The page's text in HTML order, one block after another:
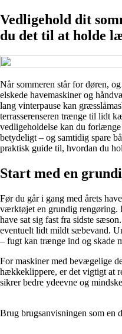
Vedligehold dit
du det til at holde
Når sommeren står for døren,
elskede havemaskiner og
lang vinterpause kan
terrasserenseren trænge til lidt
vedligeholdelse kan du
betydeligt – og samtidig spare
praktisk guide til, hvordan du
Start med en
Før du går i gang med årets
værktøjet en grundig rengøring.
have sat sig fast fra sidste
eventuelt lidt mildt sæbevand.
– fugt kan trænge ind og skade
For maskiner med bevægelige
hækkeklippere, er det vigtigt at
sikrer bedre ydeevne og
Brug brugsanvisningen som en